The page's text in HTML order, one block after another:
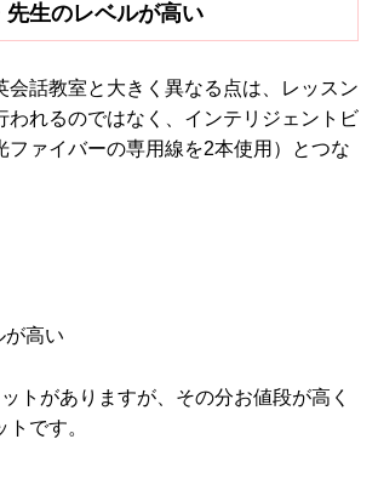
先生のレベルが高い
会話教室と大きく異なる点は、レッスン
われるのではなく、インテリジェントビ
ファイバーの専用線を2本使用）とつな
が高い
トがありますが、その分お値段が高く
です。